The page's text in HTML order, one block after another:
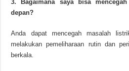
3. Bagaimana saya bisa
depan?
Anda dapat mencegah masalah
melakukan pemeliharaan rutin dan
berkala.